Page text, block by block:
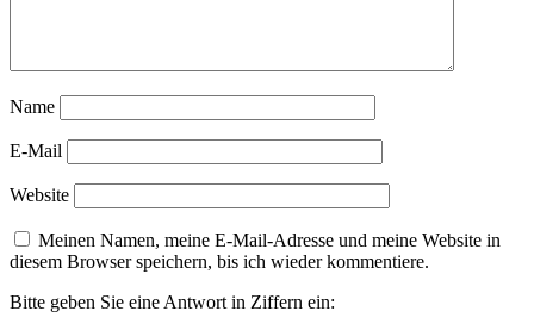
Name
E-Mail
Website
Meinen Namen, meine E-Mail-Adresse und meine Website in
diesem Browser speichern, bis ich wieder kommentiere.
Bitte geben Sie eine Antwort in Ziffern ein: